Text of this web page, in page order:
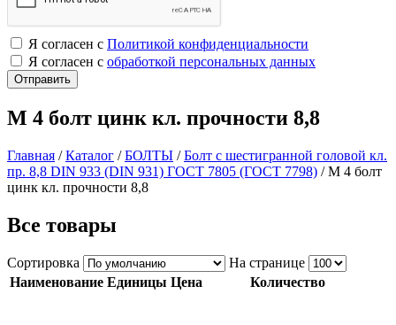
Я согласен с Политикой конфиденциальности
Я согласен с обработкой персональных данных
М 4 болт цинк кл. прочности 8,8
Главная /Каталог /БОЛТЫ /Болт с шестигранной головой кл.
пр. 8,8 DIN 933 (DIN 931) ГОСТ 7805 (ГОСТ 7798) /М 4 болт
цинк кл. прочности 8,8
Все товары
Сортировка
На странице
Наименование Единицы Цена Количество